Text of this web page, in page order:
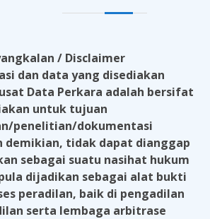
/ Disclaimer
dan data yang disediakan
Data Perkara adalah bersifat
untuk tujuan
penelitian/dokumentasi
demikian, tidak dapat dianggap
sebagai suatu nasihat hukum
dijadikan sebagai alat bukti
peradilan, baik di pengadilan
serta lembaga arbitrase